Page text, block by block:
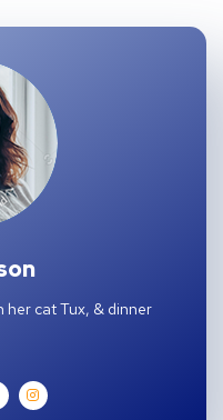
her cat Tux, & dinner